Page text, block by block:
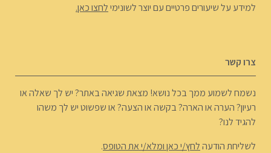
למידע על שיעורים פרטיים עם יוצר לשונימילחצו כאן.
צרו קשר
נשמח לשמוע ממך בכל נושא! מצאת שגיאה באתר? יש לך שאלה או
רעיון? הערה או הארה? בקשה או הצעה? או שפשוט יש לך משהו
להגיד לנו?
לשליחת הודעהלחץ/י כאן ומלא/י את הטופס.